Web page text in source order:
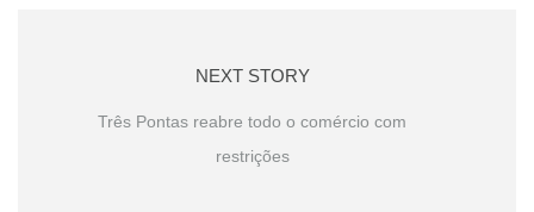
NEXT STORY
Três Pontas reabre todo o comércio com
restrições